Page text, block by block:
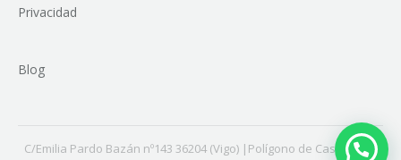
Privacidad
Blog
C/Emilia Pardo Bazán nº143 36204 (Vigo) |Polígono de Castiñeiras